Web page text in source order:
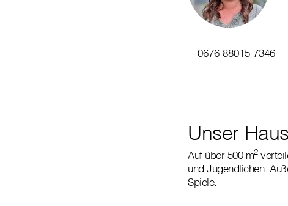
0676 88015 7346
Unser Haus
Auf über 500 m2
und Jugendlichen.
Spiele.